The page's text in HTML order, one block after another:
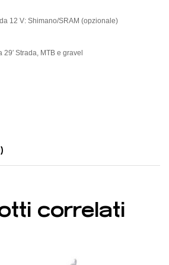
12 V: Shimano/SRAM (opzionale)
29′ Strada, MTB e gravel
correlati